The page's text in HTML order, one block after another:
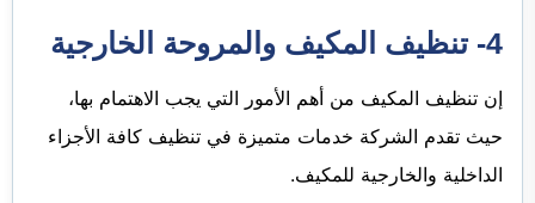
4- تنظيف المكيف والمروحة الخارجية
إن تنظيف المكيف من أهم الأمور التي يجب الاهتمام بها،
حيث تقدم الشركة خدمات متميزة في تنظيف كافة الأجزاء
الداخلية والخارجية للمكيف.